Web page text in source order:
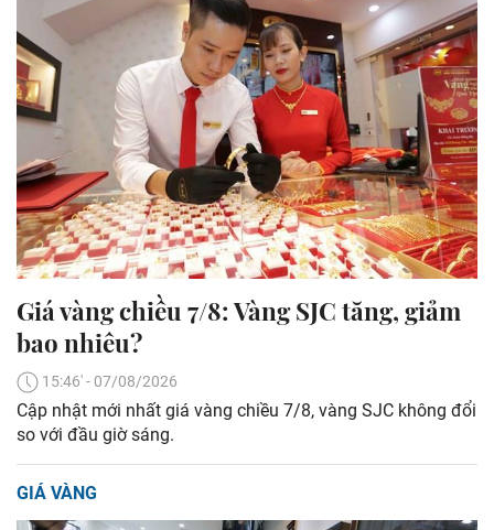
Giá vàng chiều 7/8: Vàng SJC tăng, giảm
bao nhiêu?
15:46' - 07/08/2026
Cập nhật mới nhất giá vàng chiều 7/8, vàng SJC không đổi
so với đầu giờ sáng.
GIÁ VÀNG